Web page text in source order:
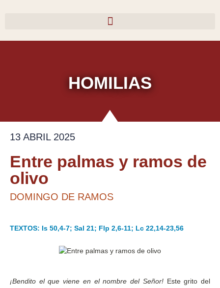
HOMILIAS
13 ABRIL 2025
Entre palmas y ramos de
olivo
DOMINGO DE RAMOS
TEXTOS: Is 50,4-7; Sal 21; Flp 2,6-11; Lc 22,14-23,56
¡Bendito el que viene en el nombre del Señor!Este grito del